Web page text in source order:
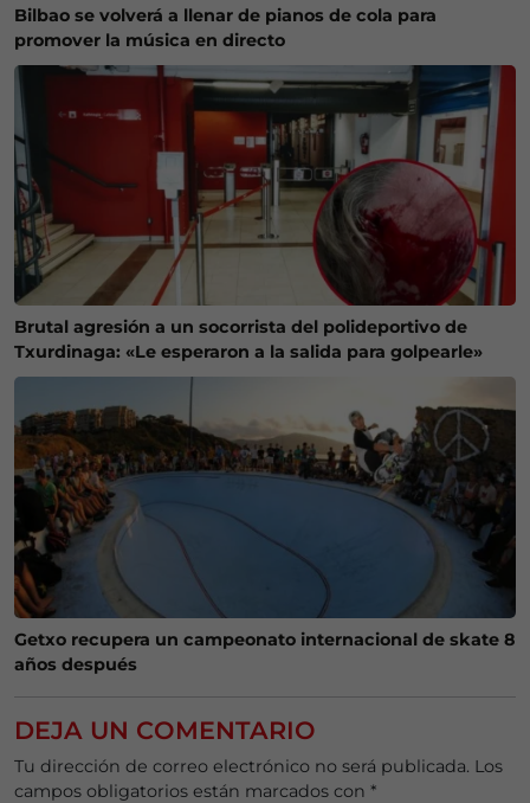
Bilbao se volverá a llenar de pianos de cola para
promover la música en directo
Brutal agresión a un socorrista del polideportivo de
Txurdinaga: «Le esperaron a la salida para golpearle»
Getxo recupera un campeonato internacional de skate 8
años después
DEJA UN COMENTARIO
Tu dirección de correo electrónico no será publicada. Los
campos obligatorios están marcados con *